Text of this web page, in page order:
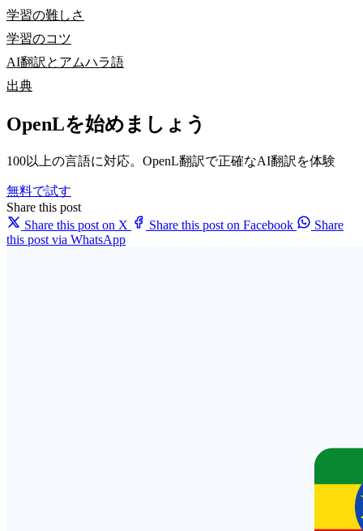
学習の難しさ
学習のコツ
AI翻訳とアムハラ語
出典
OpenLを始めましょう
100以上の言語に対応。OpenL翻訳で正確なAI翻訳を体験
無料で試す
Share this post
Share this post on X
Share this post on Facebook
Share
this post via WhatsApp